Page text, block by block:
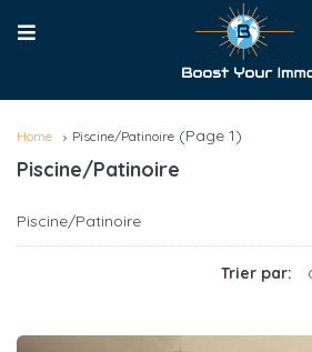
Home Piscine/Patinoire (Page 1)
Piscine/Patinoire
Piscine/Patinoire
Trier par: